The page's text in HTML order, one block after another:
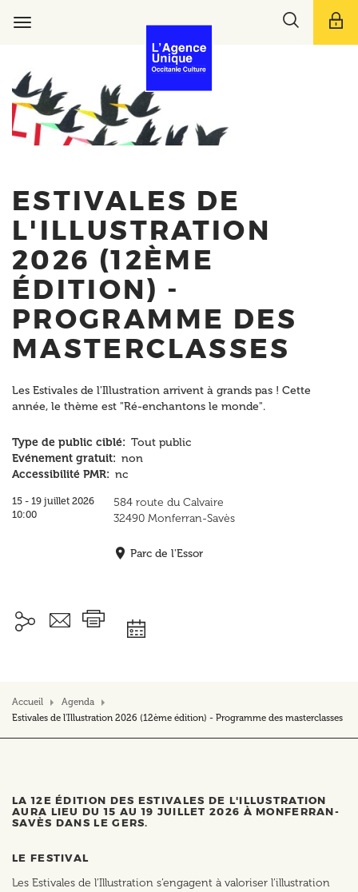
Toggle
ESTIVALES DE
L'ILLUSTRATION
2026 (12ÈME
ÉDITION) -
PROGRAMME DES
MASTERCLASSES
Les Estivales de l'Illustration arrivent à grands pas ! Cette
année, le thème est "Ré-enchantons le monde".
Type de public ciblé
Tout public
Evénement gratuit
non
Accessibilité PMR
nc
15
19 juillet 2026
10:00
584 route du Calvaire
32490 Monferran-Savès
Parc de l'Essor
Accueil
Agenda
Estivales de l'Illustration 2026 (12ème édition) - Programme des masterclasses
LA 12E ÉDITION DES ESTIVALES DE L'ILLUSTRATION
AURA LIEU DU 15 AU 19 JUILLET 2026 À MONFERRAN-
SAVÈS DANS LE GERS.
LE FESTIVAL
Les Estivales de l’Illustration s’engagent à valoriser l’illustration